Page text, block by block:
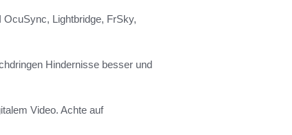
Lightbridge, FrSky,
Hindernisse besser und
Video. Achte auf